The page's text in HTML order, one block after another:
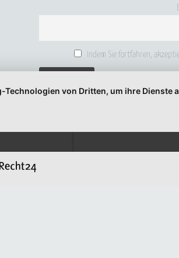
Indem Sie fortfahren,
Technologien von Dritten, um ihre